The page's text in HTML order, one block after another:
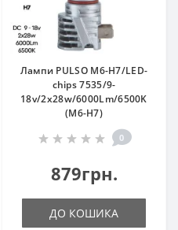
Лампи PULSO M6-H7/LED-
chips 7535/9-
18v/2x28w/6000Lm/6500K
(M6-H7)
0
879грн.
ДО КОШИКА